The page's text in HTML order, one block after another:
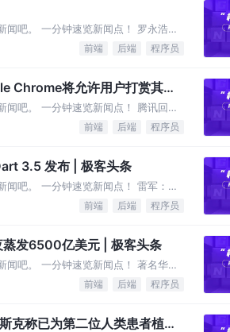
闻吧。 一分钟速览新闻点！ 罗永浩
前端 后端 程序员
Chrome将允许用户打赏其喜
吧。 一分钟速览新闻点！ 腾讯回应
前端 后端 程序员
3.5 发布 | 极客头条
吧。 一分钟速览新闻点！ 雷军：我
前端 后端 程序员
蒸发6500亿美元 | 极客头条
吧。 一分钟速览新闻点！ 著名华人
前端 后端 程序员
克称已为第二位人类患者植入